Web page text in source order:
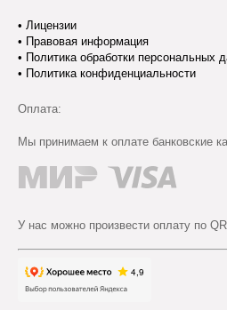
• Лицензии
• Правовая информация
• Политика обработки персональных
• Политика конфиденциальности
Оплата:
Мы принимаем к оплате банковские
У нас можно произвести оплату по